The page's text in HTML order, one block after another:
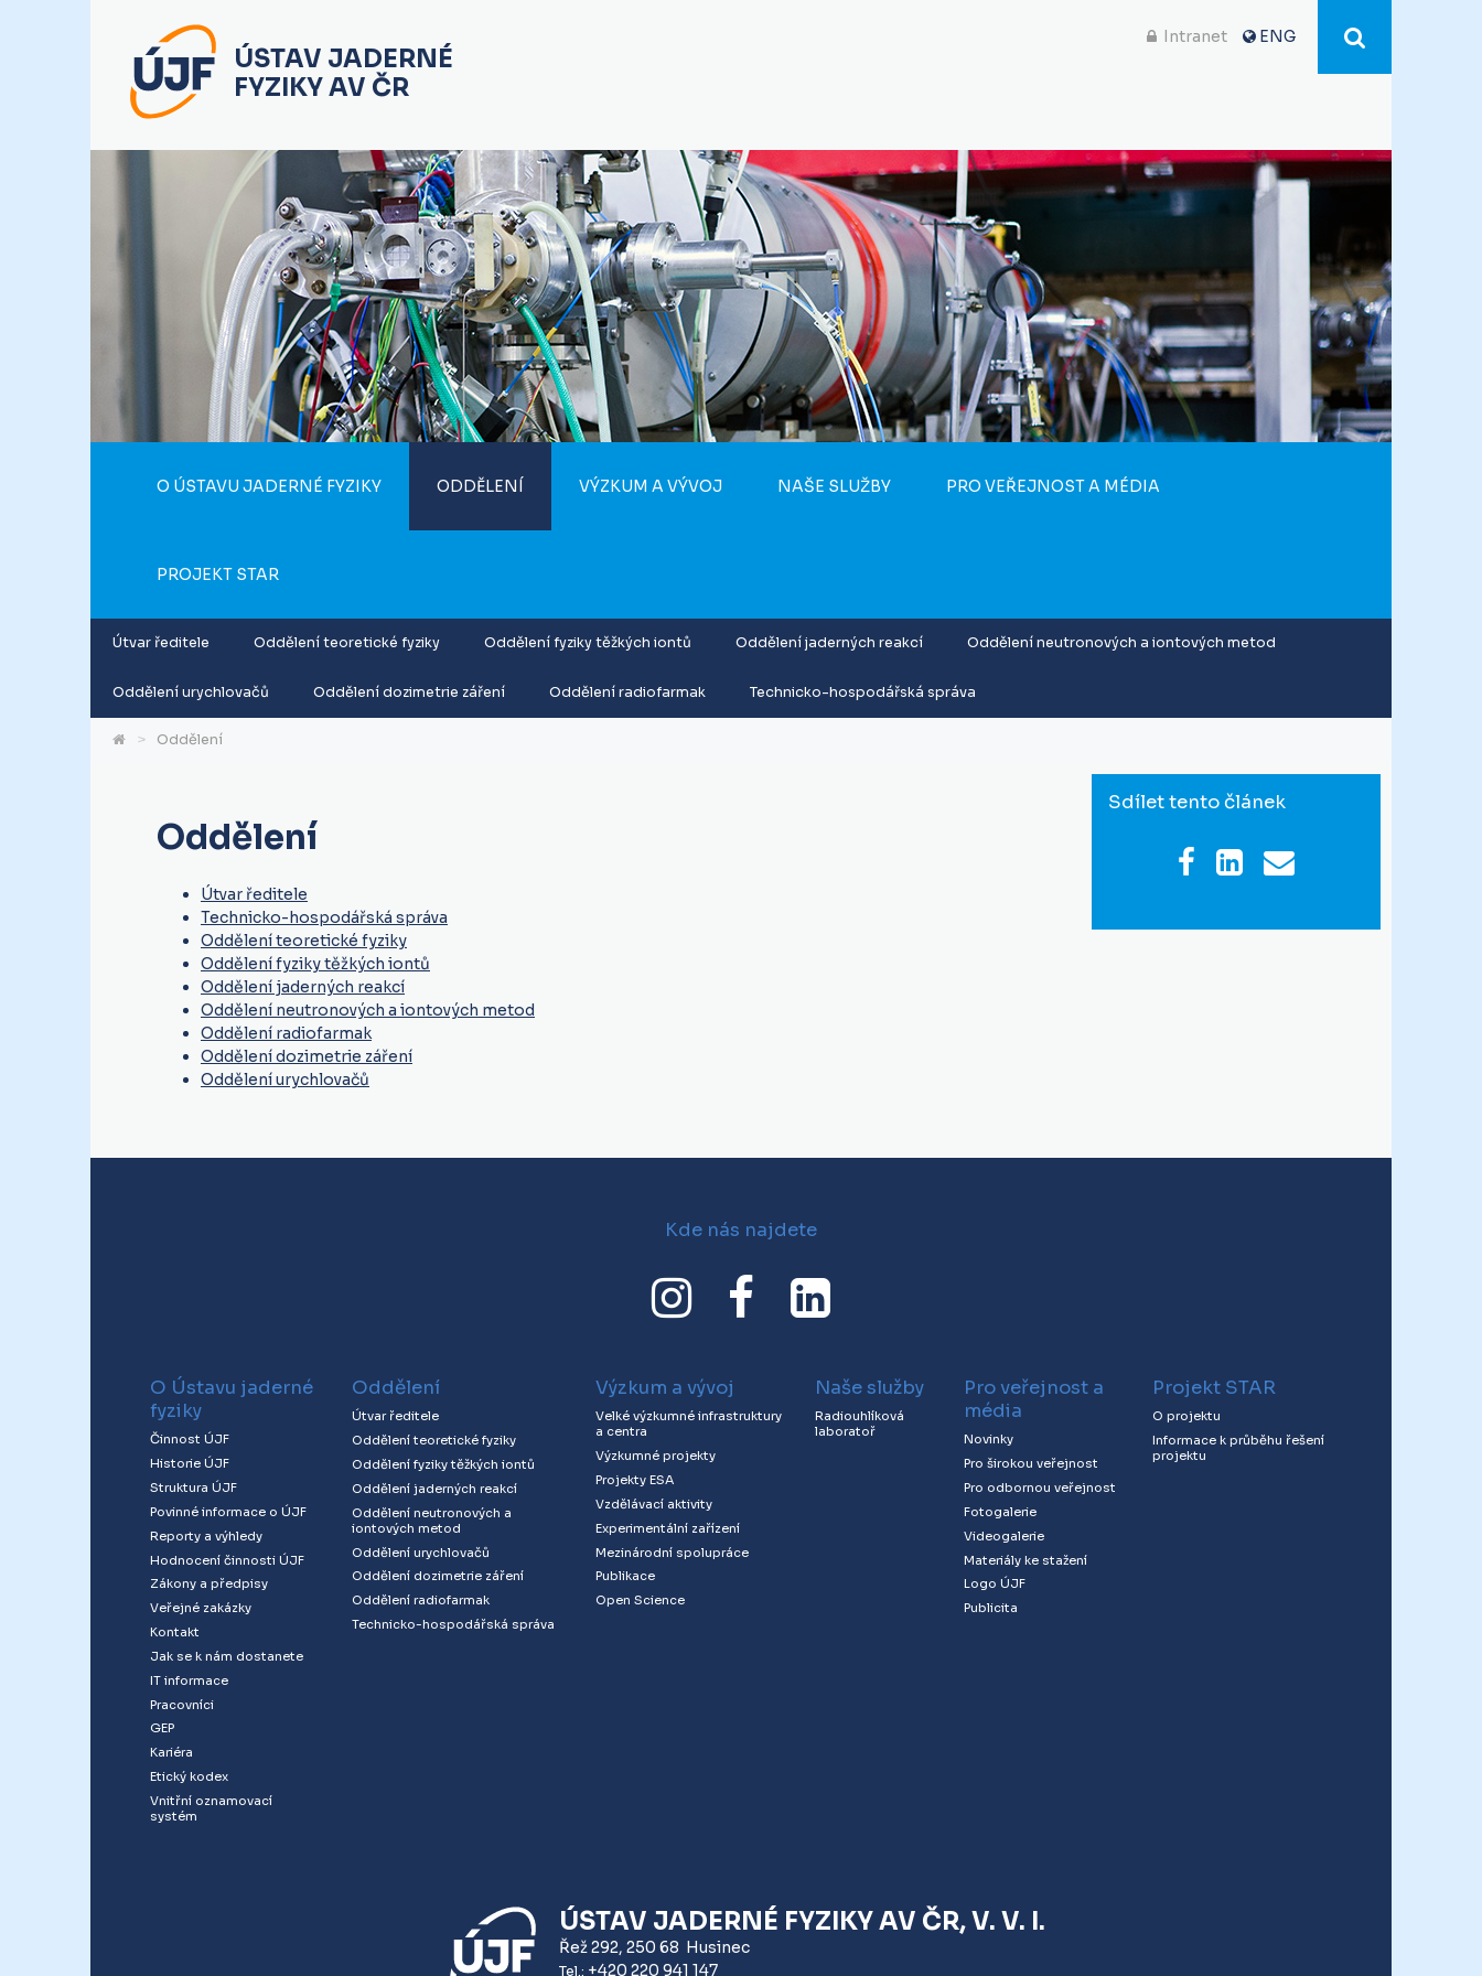
ÚSTAV JADERNÉ
FYZIKY AV ČR
Intranet ENG
O ÚSTAVU JADERNÉ FYZIKY ODDĚLENÍ VÝZKUM A VÝVOJ NAŠE SLUŽBY PRO VEŘEJNOST A MÉDIA
PROJEKT STAR
Útvar ředitele Oddělení teoretické fyziky Oddělení fyziky těžkých iontů Oddělení jaderných reakcí Oddělení neutronových a iontových metod
Oddělení urychlovačů Oddělení dozimetrie záření Oddělení radiofarmak Technicko-hospodářská správa
Oddělení
Oddělení
Útvar ředitele
Technicko-hospodářská správa
Oddělení teoretické fyziky
Oddělení fyziky těžkých iontů
Oddělení jaderných reakcí
Oddělení neutronových a iontových metod
Oddělení radiofarmak
Oddělení dozimetrie záření
Oddělení urychlovačů
Sdílet tento článek
Kde nás najdete
O Ústavu jaderné
fyziky
Činnost ÚJF
Historie ÚJF
Struktura ÚJF
Povinné informace o ÚJF
Reporty a výhledy
Hodnocení činnosti ÚJF
Zákony a předpisy
Veřejné zakázky
Kontakt
Jak se k nám dostanete
IT informace
Pracovníci
GEP
Kariéra
Etický kodex
Vnitřní oznamovací
systém
Oddělení
Útvar ředitele
Oddělení teoretické fyziky
Oddělení fyziky těžkých iontů
Oddělení jaderných reakcí
Oddělení neutronových a
iontových metod
Oddělení urychlovačů
Oddělení dozimetrie záření
Oddělení radiofarmak
Technicko-hospodářská správa
Výzkum a vývoj
Velké výzkumné infrastruktury
a centra
Výzkumné projekty
Projekty ESA
Vzdělávací aktivity
Experimentální zařízení
Mezinárodní spolupráce
Publikace
Open Science
Naše služby
Radiouhlíková
laboratoř
Pro veřejnost a
média
Novinky
Pro širokou veřejnost
Pro odbornou veřejnost
Fotogalerie
Videogalerie
Materiály ke stažení
Logo ÚJF
Publicita
Projekt STAR
O projektu
Informace k průběhu řešení
projektu
ÚSTAV JADERNÉ FYZIKY AV ČR, V. V. I.
Řež 292, 250 68 Husinec
Tel.: +420 220 941 147